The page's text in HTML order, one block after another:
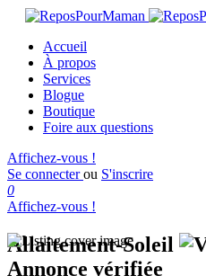
Accueil
À propos
Services
Blogue
Boutique
Foire aux questions
Affichez-vous !
Se connecterou S'inscrire
0
Affichez-vous !
Allaitement-Soleil
Annonce vérifiée